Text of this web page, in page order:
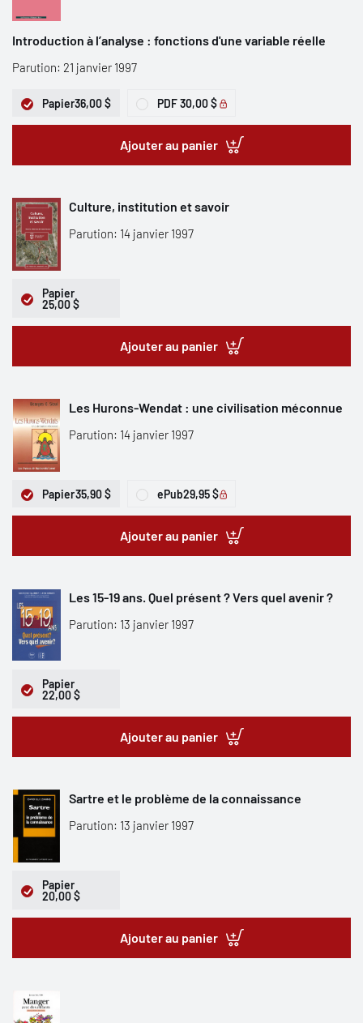
Introduction à l’analyse : fonctions d'une variable réelle
Parution: 21 janvier 1997
Papier36,00 $ PDF30,00 $
Ajouter au panier
Culture, institution et savoir
Parution: 14 janvier 1997
Papier
25,00 $
Ajouter au panier
Les Hurons-Wendat : une civilisation méconnue
Parution: 14 janvier 1997
Papier35,90 $ ePub29,95 $
Ajouter au panier
Les 15-19 ans. Quel présent ? Vers quel avenir ?
Parution: 13 janvier 1997
Papier
22,00 $
Ajouter au panier
Sartre et le problème de la connaissance
Parution: 13 janvier 1997
Papier
20,00 $
Ajouter au panier